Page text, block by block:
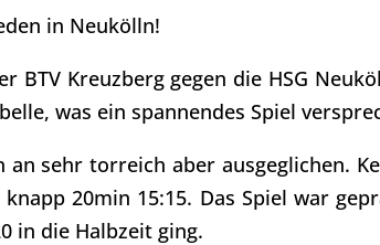
in Neukölln!
BTV Kreuzberg gegen die HSG
was ein spannendes Spiel
an sehr torreich aber ausgeglichen.
20min 15:15. Das Spiel war
in die Halbzeit ging.